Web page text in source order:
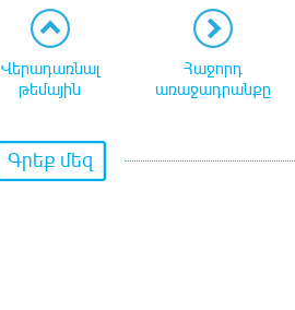
Վերադառնալ
թեմային
Հաջորդ
առաջադրանքը
Գրեք մեզ